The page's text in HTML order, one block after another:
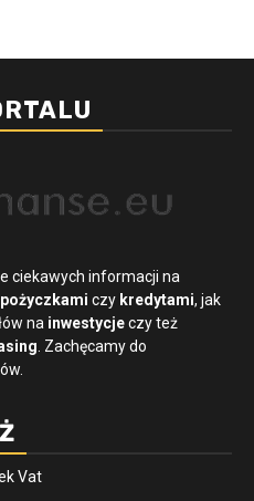
ciekawych informacji na
pożyczkami czy kredytami, jak
na inwestycjeczy też
. Zachęcamy do
Vat